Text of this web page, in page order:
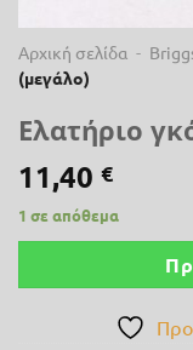
Αρχική σελίδα -
(μεγάλο)
Ελατήριο
11,40 €
1 σε απόθεμα